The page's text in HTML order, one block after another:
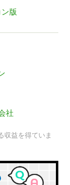
版
社
収益を得ていま